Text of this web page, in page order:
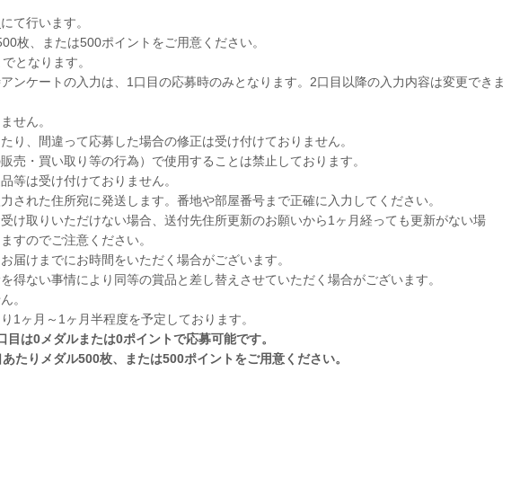
にて行います。
枚、または500ポイントをご用意ください。
となります。
ンケートの入力は、1口目の応募時のみとなります。2口目以降の入力内容は変更できま
せん。
り、間違って応募した場合の修正は受け付けておりません。
売・買い取り等の行為）で使用することは禁止しております。
等は受け付けておりません。
された住所宛に発送します。番地や部屋番号まで正確に入力してください。
け取りいただけない場合、送付先住所更新のお願いから1ヶ月経っても更新がない場
すのでご注意ください。
届けまでにお時間をいただく場合がございます。
得ない事情により同等の賞品と差し替えさせていただく場合がございます。
。
1ヶ月～1ヶ月半程度を予定しております。
目は0メダルまたは0ポイントで応募可能です。
たりメダル500枚、または500ポイントをご用意ください。